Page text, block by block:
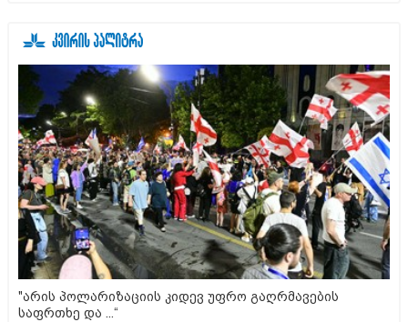
"არის პოლარიზაციის კიდევ უფრო გაღრმავების
საფრთხე და ...“